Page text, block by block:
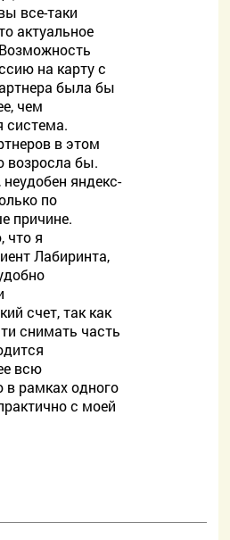
все-таки
актуальное
на карту с
была бы
чем
в этом
возросла бы.
яндекс-
по
причине.
что я
Лабиринта,
счет, так как
снимать часть
всю
в рамках одного
с моей